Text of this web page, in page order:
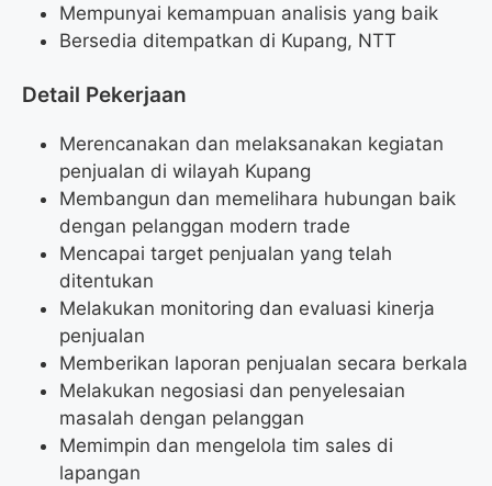
Mempunyai kemampuan analisis yang baik
Bersedia ditempatkan di Kupang, NTT
Detail Pekerjaan
Merencanakan dan melaksanakan kegiatan
penjualan di wilayah Kupang
Membangun dan memelihara hubungan baik
dengan pelanggan modern trade
Mencapai target penjualan yang telah
ditentukan
Melakukan monitoring dan evaluasi kinerja
penjualan
Memberikan laporan penjualan secara berkala
Melakukan negosiasi dan penyelesaian
masalah dengan pelanggan
Memimpin dan mengelola tim sales di
lapangan